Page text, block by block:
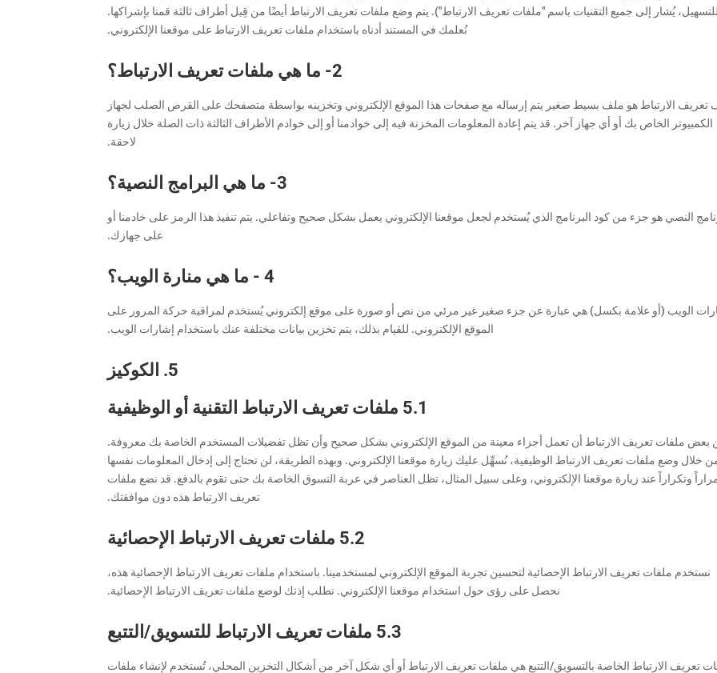
يُشار إلى جميع التقنيات باسم "ملفات تعريف الارتباط"). يتم وضع ملفات تعريف الارتباط أيضًا من قِبل أطراف ثالثة قمنا بإشراكها.
نُعلمك في المستند أدناه باستخدام ملفات تعريف الارتباط على موقعنا الإلكتروني.
2- ما هي ملفات تعريف الارتباط؟
تعريف الارتباط هو ملف بسيط صغير يتم إرساله مع صفحات هذا الموقع الإلكتروني وتخزينه بواسطة متصفحك على القرص الصلب لجهاز
الكمبيوتر الخاص بك أو أي جهاز آخر. قد يتم إعادة المعلومات المخزنة فيه إلى خوادمنا أو إلى خوادم الأطراف الثالثة ذات الصلة خلال زيارة
لاحقة.
3- ما هي البرامج النصية؟
النصي هو جزء من كود البرنامج الذي يُستخدم لجعل موقعنا الإلكتروني يعمل بشكل صحيح وتفاعلي. يتم تنفيذ هذا الرمز على خادمنا أو
على جهازك.
4 - ما هي منارة الويب؟
الويب (أو علامة بكسل) هي عبارة عن جزء صغير غير مرئي من نص أو صورة على موقع إلكتروني يُستخدم لمراقبة حركة المرور على
الموقع الإلكتروني. للقيام بذلك، يتم تخزين بيانات مختلفة عنك باستخدام إشارات الويب.
5. الكوكيز
5.1 ملفات تعريف الارتباط التقنية أو الوظيفية
ملفات تعريف الارتباط أن تعمل أجزاء معينة من الموقع الإلكتروني بشكل صحيح وأن تظل تفضيلات المستخدم الخاصة بك معروفة.
خلال وضع ملفات تعريف الارتباط الوظيفية، نُسهِّل عليك زيارة موقعنا الإلكتروني. وبهذه الطريقة، لن تحتاج إلى إدخال المعلومات نفسها
وتكراراً عند زيارة موقعنا الإلكتروني، وعلى سبيل المثال، تظل العناصر في عربة التسوق الخاصة بك حتى تقوم بالدفع. قد نضع ملفات
تعريف الارتباط هذه دون موافقتك.
5.2 ملفات تعريف الارتباط الإحصائية
نستخدم ملفات تعريف الارتباط الإحصائية لتحسين تجربة الموقع الإلكتروني لمستخدمينا. باستخدام ملفات تعريف الارتباط الإحصائية هذه،
نحصل على رؤى حول استخدام موقعنا الإلكتروني. نطلب إذنك لوضع ملفات تعريف الارتباط الإحصائية.
5.3 ملفات تعريف الارتباط للتسويق/التتبع
تعريف الارتباط الخاصة بالتسويق/التتبع هي ملفات تعريف الارتباط أو أي شكل آخر من أشكال التخزين المحلي، تُستخدم لإنشاء ملفات